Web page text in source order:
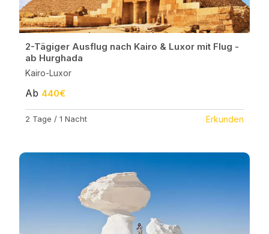
2-Tägiger Ausflug nach Kairo & Luxor mit Flug -
ab Hurghada
Kairo-Luxor
Ab 440€
2 Tage / 1 Nacht Erkunden